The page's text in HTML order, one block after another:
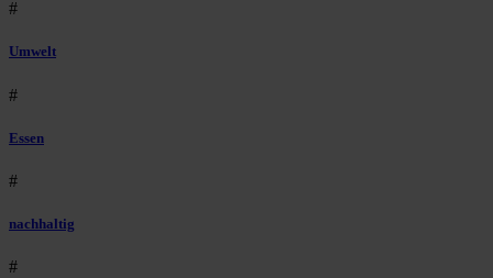
#
Umwelt
#
Essen
#
nachhaltig
#